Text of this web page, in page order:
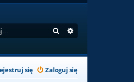
Szukaj
Zaloguj się
się